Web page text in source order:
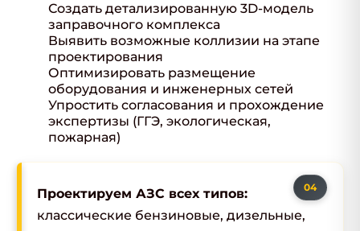
Создать детализированную 3D-модель
заправочного комплекса
Выявить возможные коллизии на этапе
проектирования
Оптимизировать размещение
оборудования и инженерных сетей
Упростить согласования и прохождение
экспертизы (ГГЭ, экологическая,
пожарная)
Проектируем АЗС всех типов:
классические бензиновые, дизельные,